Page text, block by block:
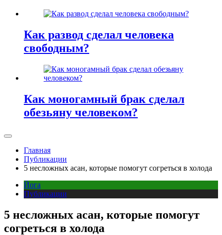
Как развод сделал человека
свободным?
Как моногамный брак сделал
обезьяну человеком?
Главная
Публикации
5 несложных асан, которые помогут согреться в холода
Йога
Публикации
5 несложных асан, которые помогут
согреться в холода